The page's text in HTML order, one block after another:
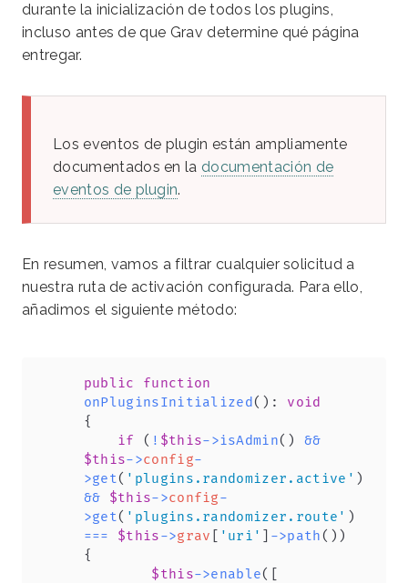
durante la inicialización de todos los plugins,
incluso antes de que Grav determine qué página
entregar.
Los eventos de plugin están ampliamente
documentados en la documentación de
eventos de plugin.
En resumen, vamos a filtrar cualquier solicitud a
nuestra ruta de activación configurada. Para ello,
añadimos el siguiente método:
public
function
onPluginsInitialized( ) :
void
{
if
( ! $this->isAdmin( )
&&
$this->config-
>get( 'plugins.randomizer.active' )
&&
$this->config-
>get( 'plugins.randomizer.route' )
===
$this->grav 'uri' ->path( ) )
{
$this->enable(